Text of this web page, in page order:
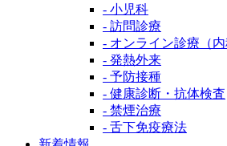
- 小児科
- 訪問診療
- オンライン診療（内
- 発熱外来
- 予防接種
- 健康診断・抗体検査
- 禁煙治療
- 舌下免疫療法